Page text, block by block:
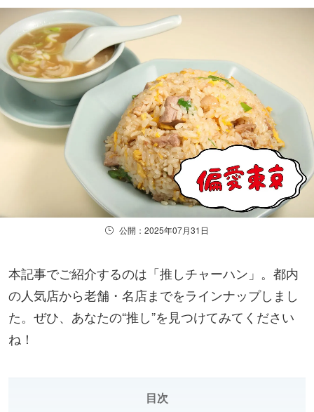
公開：2025年07月31日
本記事でご紹介するのは「推しチャーハン」。都内
の人気店から老舗・名店までをラインナップしまし
た。ぜひ、あなたの“推し”を見つけてみてください
ね！
目次